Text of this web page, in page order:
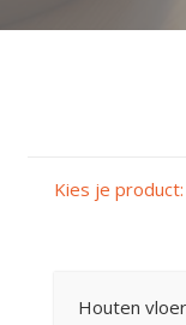
Kies je product:
Houten